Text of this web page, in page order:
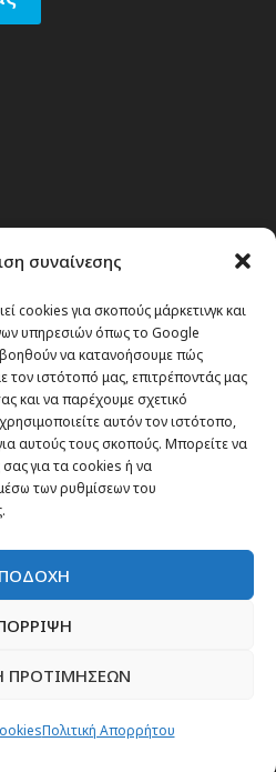
συναίνεσης
cookies για σκοπούς μάρκετινγκ και
υπηρεσιών όπως το Google
να κατανοήσουμε πώς
τον ιστότοπό μας, επιτρέποντάς μας
και να παρέχουμε σχετικό
αυτόν τον ιστότοπο,
αυτούς τους σκοπούς. Μπορείτε να
σας για τα cookies ή να
των ρυθμίσεων του
ΠΡΟΤΙΜΗΣΕΩΝ
Πολιτική Απορρήτου